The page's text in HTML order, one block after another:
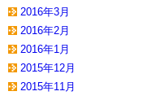
2016年3月
2016年2月
2016年1月
2015年12月
2015年11月